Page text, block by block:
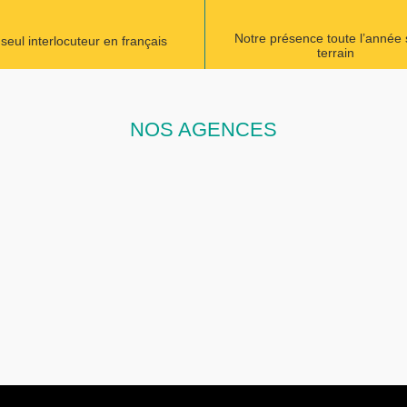
interlocuteur en français
Notre présence toute l’année
terrain
NOS AGENCES